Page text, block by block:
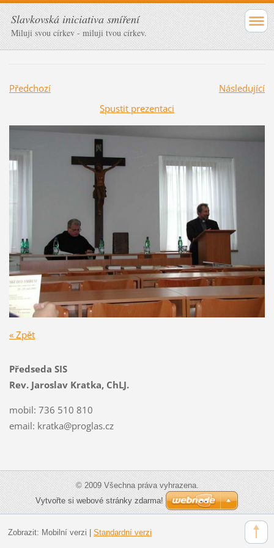
Slavkovská iniciativa smíření
Miluji svou církev - miluji tvou církev.
Předchozí
Následující
Spustit prezentaci
« Zpět
Předseda SIS
Rev. Jaroslav Kratka, ChLJ.
mobil: 736 510 810
email: kratka@proglas.cz
© 2009 Všechna práva vyhrazena.
Vytvořte si webové stránky zdarma!
Zobrazit: Mobilní verzi Standardní verzi